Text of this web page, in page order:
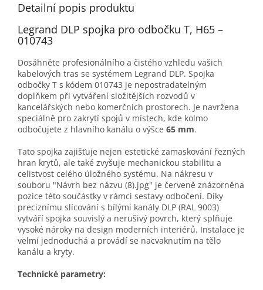
Detailní popis produktu
Legrand DLP spojka pro odbočku T, H65 –
010743
Dosáhněte profesionálního a čistého vzhledu vašich
kabelových tras se systémem Legrand DLP. Spojka
odbočky T s kódem 010743 je nepostradatelným
doplňkem při vytváření složitějších rozvodů v
kancelářských nebo komerčních prostorech. Je navržena
speciálně pro zakrytí spojů v místech, kde kolmo
odbočujete z hlavního kanálu o výšce 65 mm.
Tato spojka zajišťuje nejen estetické zamaskování řezných
hran krytů, ale také zvyšuje mechanickou stabilitu a
celistvost celého úložného systému. Na nákresu v
souboru "Návrh bez názvu (8).jpg" je červeně znázorněna
pozice této součástky v rámci sestavy odbočení. Díky
preciznímu slícování s bílými kanály DLP (RAL 9003)
vytváří spojka souvislý a nerušivý povrch, který splňuje
vysoké nároky na design moderních interiérů. Instalace je
velmi jednoduchá a provádí se nacvaknutím na tělo
kanálu a kryty.
Technické parametry: